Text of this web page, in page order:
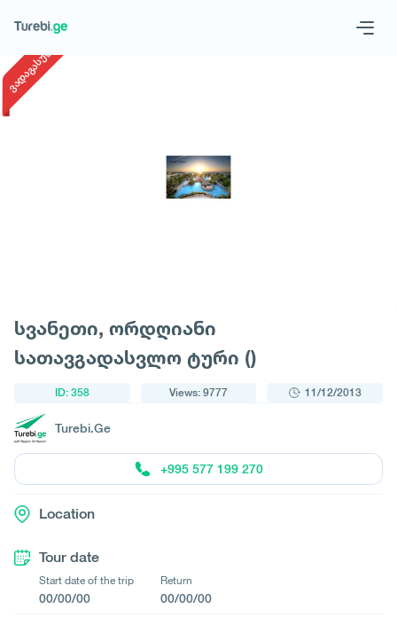
Request a tour
ვადაგასული
სვანეთი, ორდღიანი
სათავგადასვლო ტური ()
ID: 358 Views: 9777 11/12/2013
Turebi.Ge
+995 577 199 270
Location
Tour date
Start date of the trip
00/00/00
Return
00/00/00